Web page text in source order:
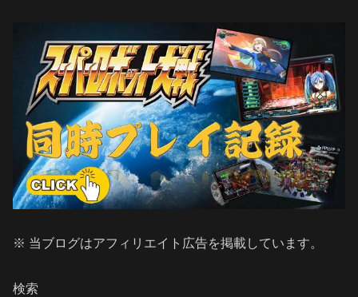
※ 当ブログはアフィリエイト広告を掲載しています。
検索